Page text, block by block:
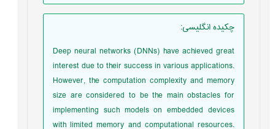
چکیده انگلیسی:
Deep neural networks (DNNs) have achieved great
interest due to their success in various applications.
However, the computation complexity and memory
size are considered to be the main obstacles for
implementing such models on embedded devices
with limited memory and computational resources.